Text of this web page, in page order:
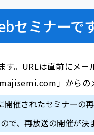
セミナーです
す。URLは直前にメー
」からの
催されたセミナーの再
で、再放送の開催が決